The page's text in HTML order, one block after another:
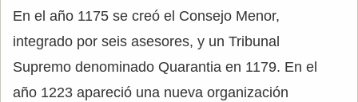
En el año 1175 se creó el Consejo Menor,
integrado por seis asesores, y un Tribunal
Supremo denominado Quarantia en 1179. En el
año 1223 apareció una nueva organización